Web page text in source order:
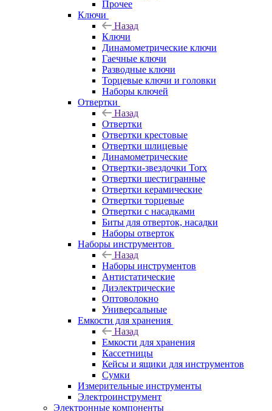
Прочее
Ключи
Назад
Ключи
Динамометрические ключи
Гаечные ключи
Разводные ключи
Торцевые ключи и головки
Наборы ключей
Отвертки
Назад
Отвертки
Отвертки крестовые
Отвертки шлицевые
Динамометрические
Отвертки-звездочки Torx
Отвертки шестигранные
Отвертки керамические
Отвертки торцевые
Отвертки с насадками
Биты для отверток, насадки
Наборы отверток
Наборы инструментов
Назад
Наборы инструментов
Антистатические
Диэлектрические
Оптоволокно
Универсальные
Емкости для хранения
Назад
Емкости для хранения
Кассетницы
Кейсы и ящики для инструментов
Сумки
Измерительные инструменты
Электроинструмент
Электронные компоненты